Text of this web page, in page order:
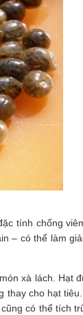
tính chống
– có thể làm
xà lách. Hạt
thay cho hạt
có thể tích